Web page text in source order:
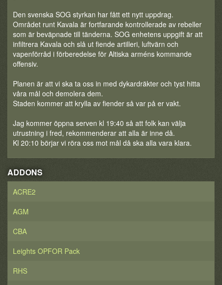
Den svenska SOG styrkan har fått ett nytt uppdrag.
Området runt Kavala är fortfarande kontrollerade av rebeller
som är beväpnade till tänderna. SOG enhetens uppgift är att
infiltrera Kavala och slå ut fiende artilleri, luftvärn och
vapenförråd i förberedelse för Altiska arméns kommande
offensiv.
Planen är att vi ska ta oss in med dykardräkter och tyst hitta
våra mål och demolera dem.
Staden kommer att krylla av fiender så var på er vakt.
Jag kommer öppna serven kl 19:40 så att folk kan välja
utrustning i fred, rekommenderar att alla är inne då.
Kl 20:10 börjar vi röra oss mot mål då ska alla vara klara.
ADDONS
ACRE2
AGM
CBA
Leights OPFOR Pack
RHS